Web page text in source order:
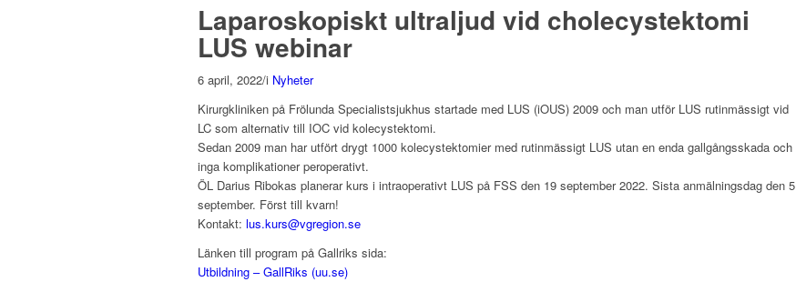
Laparoskopiskt ultraljud vid cholecystektomi
LUS webinar
6 april, 2022/i Nyheter
Kirurgkliniken på Frölunda Specialistsjukhus startade med LUS (iOUS) 2009 och man utför LUS rutinmässigt vid
LC som alternativ till IOC vid kolecystektomi.
Sedan 2009 man har utfört drygt 1000 kolecystektomier med rutinmässigt LUS utan en enda gallgångsskada och
inga komplikationer peroperativt.
ÖL Darius Ribokas planerar kurs i intraoperativt LUS på FSS den 19 september 2022. Sista anmälningsdag den 5
september. Först till kvarn!
Kontakt: lus.kurs@vgregion.se
Länken till program på Gallriks sida:
Utbildning – GallRiks (uu.se)